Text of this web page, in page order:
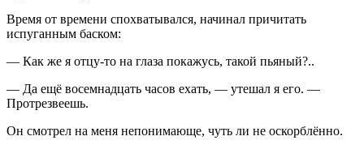
Время от времени спохватывался, начинал причитать
испуганным баском:
— Как же я отцу-то на глаза покажусь, такой пьяный?..
— Да ещё восемнадцать часов ехать, — утешал я его. —
Протрезвеешь.
Он смотрел на меня непонимающе, чуть ли не оскорблённо.